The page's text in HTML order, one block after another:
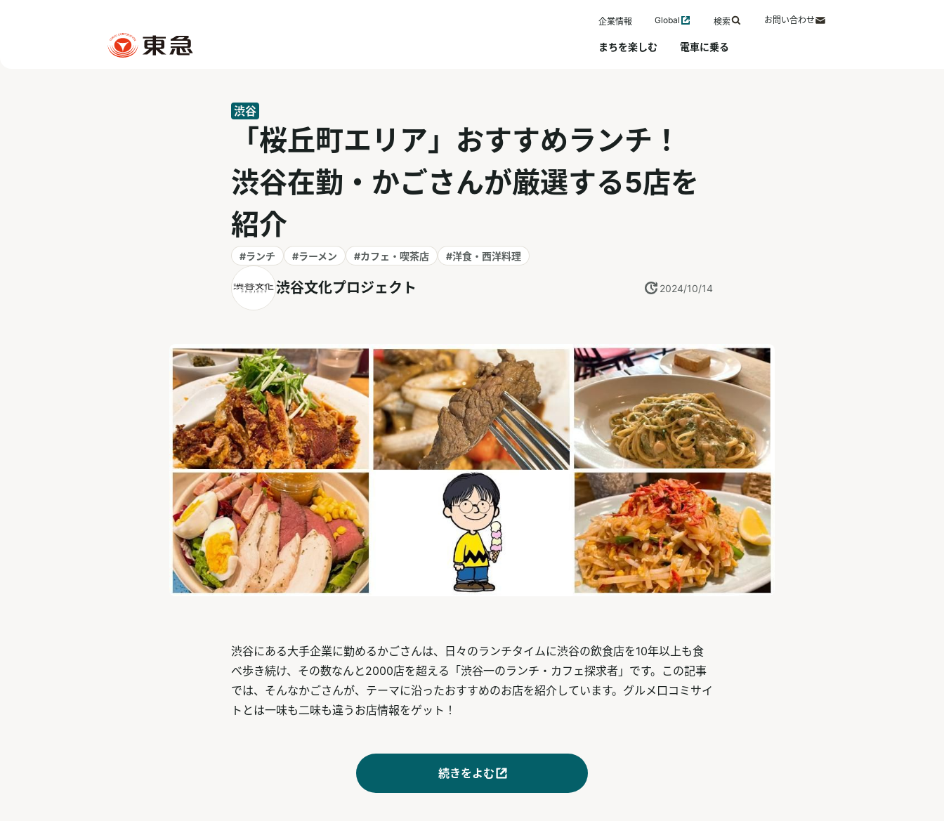
企業情報 Global 検索 お問い合わせ
まちを楽しむ 電車に乗る
渋谷
「桜丘町エリア」おすすめランチ！
渋谷在勤・かごさんが厳選する5店を
紹介
#ランチ #ラーメン #カフェ・喫茶店 #洋食・西洋料理
渋谷文化プロジェクト 2024/10/14
渋谷にある大手企業に勤めるかごさんは、日々のランチタイムに渋谷の飲食店を10年以上も食
べ歩き続け、その数なんと2000店を超える「渋谷一のランチ・カフェ探求者」です。この記事
では、そんなかごさんが、テーマに沿ったおすすめのお店を紹介しています。グルメ口コミサイ
トとは一味も二味も違うお店情報をゲット！
続きをよむ